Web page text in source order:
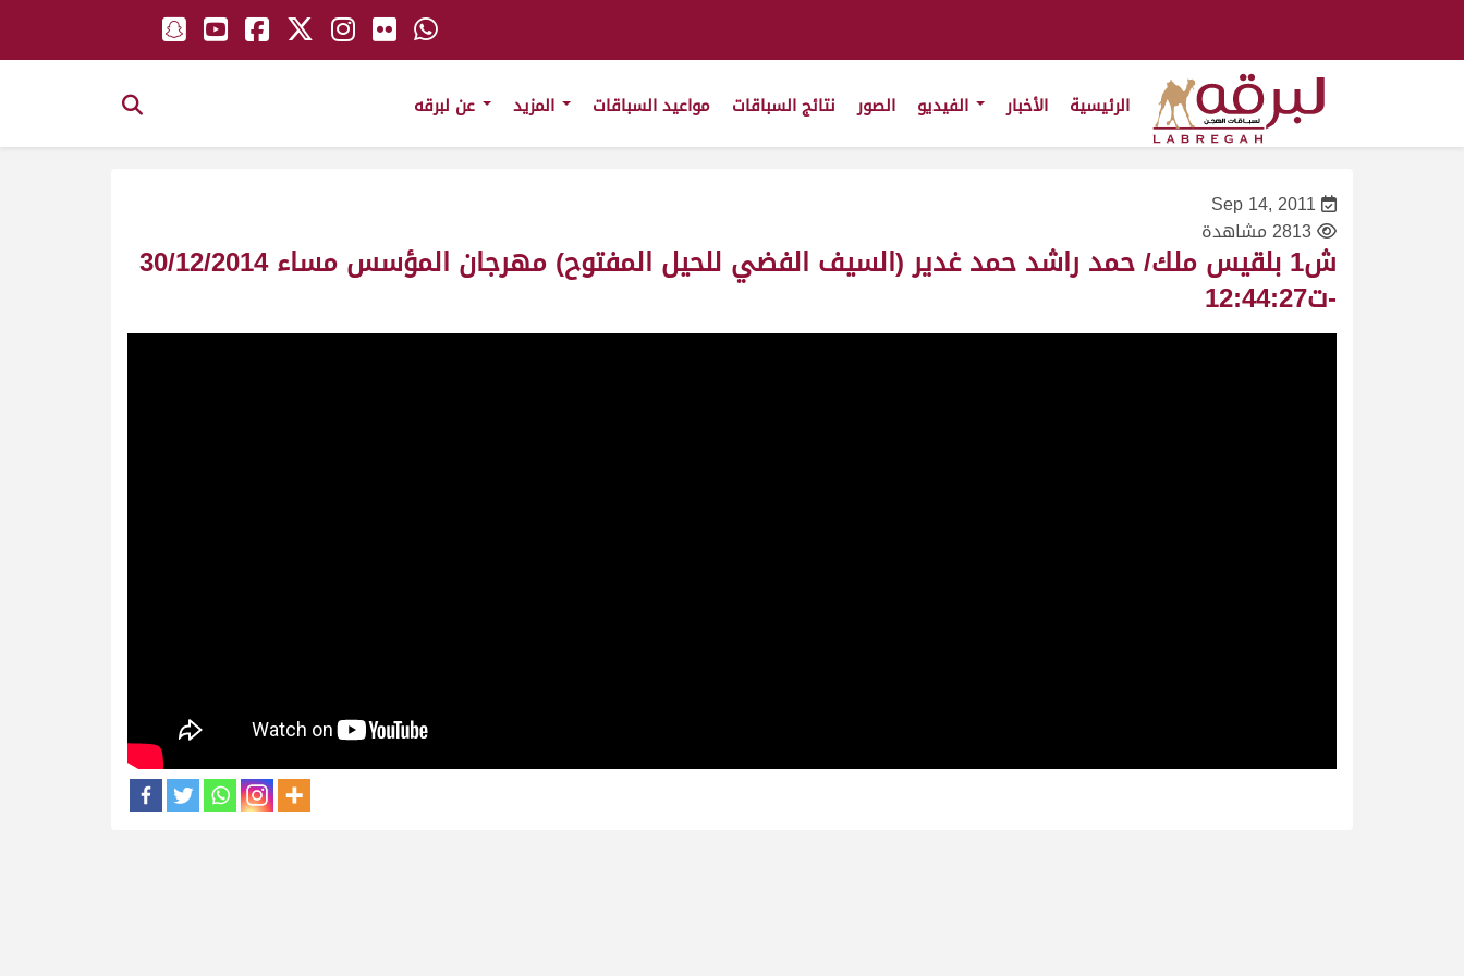
الرئيسية الأخبار الصور نتائج السباقات مواعيد السباقات
Sep 14, 2011
2813 مشاهدة
ش1 بلقيس ملك/ حمد راشد حمد غدير (السيف الفضي للحيل المفتوح) مهرجان المؤسس مساء 30/12/2014
-ت12:44:27